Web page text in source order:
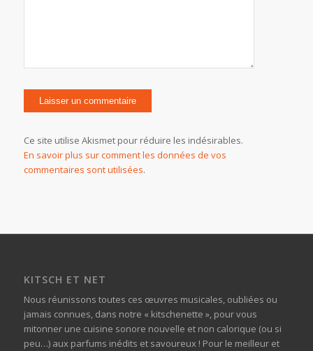
Ce site utilise Akismet pour réduire les indésirables.
En savoir plus sur comment les données de vos
commentaires sont utilisées.
KITSCH ET NET
Nous réunissons toutes ces œuvres musicales, oubliées ou
jamais connues, dans notre « kitschenette », pour vous
mitonner une cuisine sonore nouvelle et non calorique (ou si
peu…) aux parfums inédits et savoureux ! Pour le meilleur et